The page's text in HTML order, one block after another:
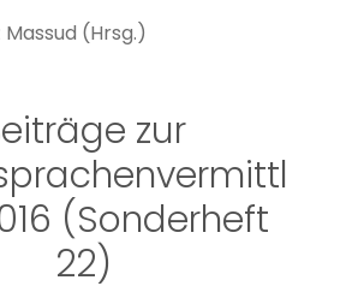
(Hrsg.)
zur
(Sonderheft
22)